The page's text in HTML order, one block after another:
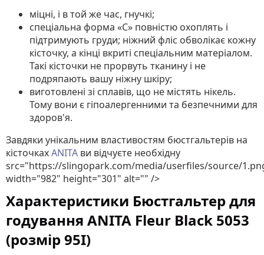
міцні, і в той же час, гнучкі;
спеціальна форма «С» повністю охоплять і
підтримують груди; ніжний фліс обволікає кожну
кісточку, а кінці вкриті спеціальним матеріалом.
Такі кісточки не прорвуть тканину і не
подряпають вашу ніжну шкіру;
виготовлені зі сплавів, що не містять нікель.
Тому вони є гіпоалергенними та безпечними для
здоров'я.
Завдяки унікальним властивостям бюстгальтерів на
кісточкахANITA ви відчуєте необхідну
src="https://slingopark.com/media/userfiles/source/
width="982" height="301" alt="" />
Характеристики Бюстгальтер для
годування ANITA Fleur Black 5053
(розмір 95I)